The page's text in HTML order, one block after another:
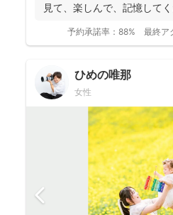
見て、楽しんで、記憶して
予約承諾率： 88% 最終ア
ひめの唯那
女性